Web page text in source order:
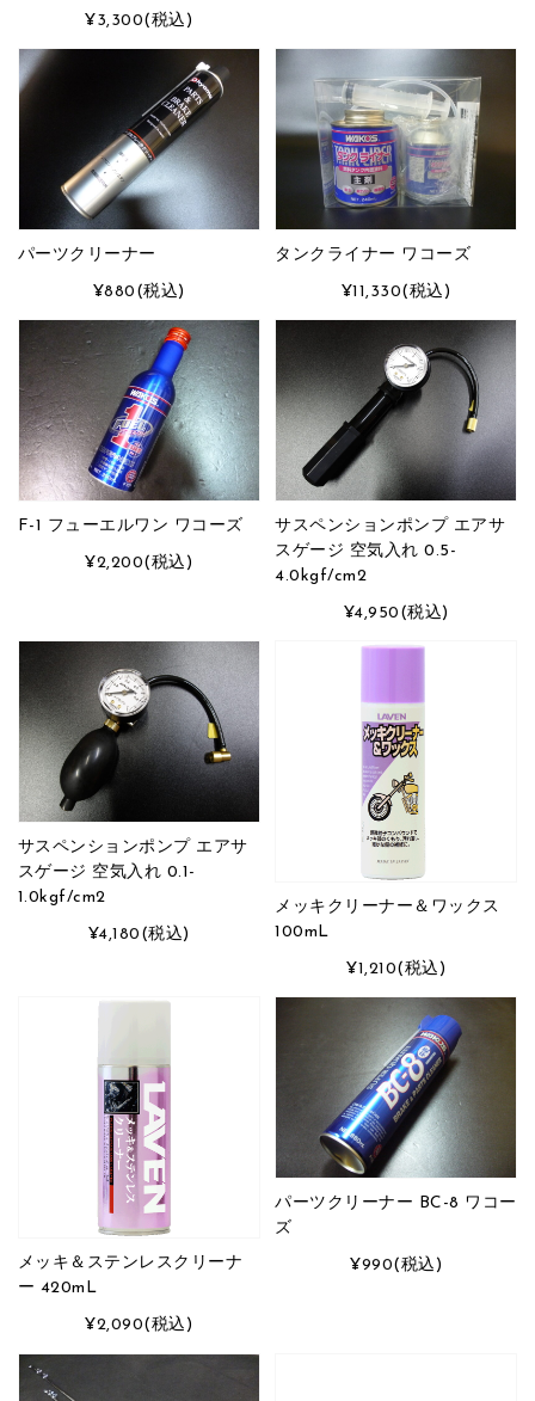
¥3,300(税込)
パーツクリーナー
¥880 (税込)
タンクライナー ワコーズ
¥11,330(税込)
F-1 フューエルワン ワコーズ
¥2,200(税込)
サスペンションポンプ エアサ
スゲージ 空気入れ 0.5-
4.0kgf/cm2
¥4,950 (税込)
サスペンションポンプ エアサ
スゲージ 空気入れ 0.1-
1.0kgf/cm2
¥4,180 (税込)
メッキクリーナー＆ワックス
100mL
¥1,210(税込)
メッキ＆ステンレスクリーナ
ー 420mL
¥2,090(税込)
パーツクリーナー BC-8 ワコー
ズ
¥990(税込)